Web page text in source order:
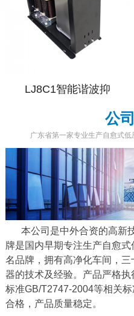
LJ8C1智能谐波抑
公
广东省第一家专业生产自愈式
本公司是中外合资的高新
牌是国内早期专注生产自愈
名品牌，拥有高净化车间，
器的技术及经验。产品严格
标准GB/T2747-2004等相关
合格，产品质量稳定。